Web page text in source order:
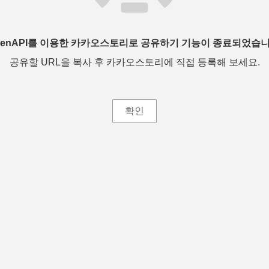
를 이용한 카카오스토리로 공유하기 기능이 종료되었습
공유할 URL을 복사 후 카카오스토리에 직접 등록해 보세요.
확인